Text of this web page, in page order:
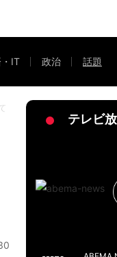
IT 政治 話題
」「惜しい！あとちょっ
テレビ